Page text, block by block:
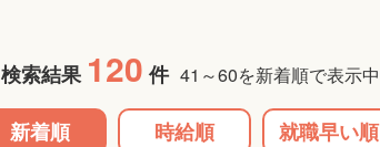
検索結果 120 件 41～60を新着順で表示中
新着順 時給順 就職早い順